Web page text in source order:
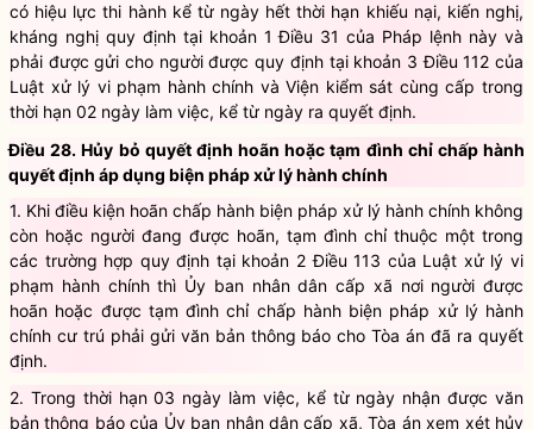
hành phần thời gian áp dụng biện pháp xử lý hành chính còn lại
có hiệu lực thi hành kể từ ngày hết thời hạn khiếu nại, kiến nghị,
kháng nghị quy định tại khoản 1 Điều 31 của Pháp lệnh này và
phải được gửi cho người được quy định tạikhoản 3 Điều 112 của
Luật xử lý vi phạm hành chínhvà Viện kiểm sát cùng cấp trong
Điều 28. Hủy bỏ quyết định hoãn hoặc tạm đình chỉ chấp hành
quyết định áp dụng biện pháp xử lý hành chính
1. Khi điều kiện hoãn chấp hành biện pháp xử lý hành chính không
còn hoặc người đang được hoãn, tạm đình chỉ thuộc một trong
các trường hợp quy định tạikhoản 2 Điều 113 của Luật xử lý vi
phạm hành chínhthì Ủy ban nhân dân cấp xã nơi người được
hoãn hoặc được tạm đình chỉ chấp hành biện pháp xử lý hành
chính cư trú phải gửi văn bản thông báo cho Tòa án đã ra quyết
2. Trong thời hạn 03 ngày làm việc, kể từ ngày nhận được văn